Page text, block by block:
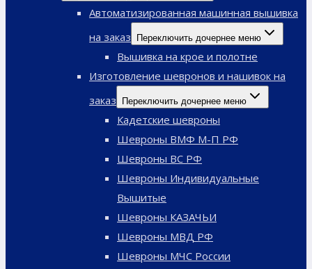
Автоматизированная машинная вышивка
на заказ
Переключить дочернее меню
Вышивка на крое и полотне
Изготовление шевронов и нашивок на
заказ
Переключить дочернее меню
Кадетские шевроны
Шевроны ВМФ М-П РФ
Шевроны ВС РФ
Шевроны Индивидуальные
Вышитые
Шевроны КАЗАЧЬИ
Шевроны МВД РФ
Шевроны МЧС России